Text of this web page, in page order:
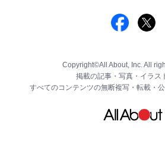
Copyright©All About, Inc. All
掲載の記事・写真・イラス
すべてのコンテンツの無断複写・転載・